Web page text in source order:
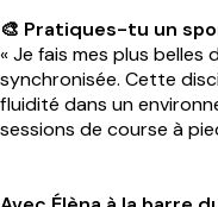
🎨 Pratiques-tu un
« Je fais mes plus belles
synchronisée. Cette
fluidité dans un
sessions de course à